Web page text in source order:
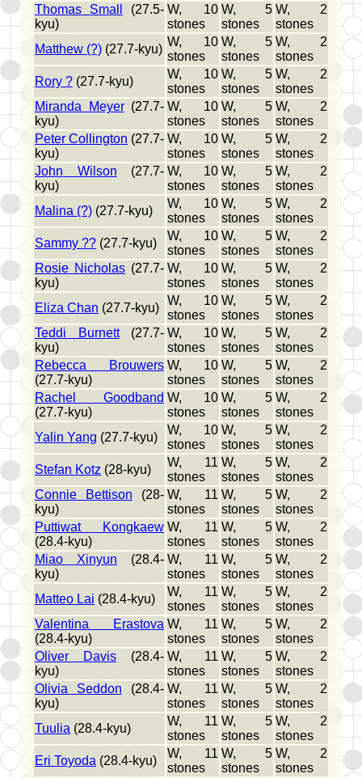
Thomas Small
(27.5-
kyu)
W, 10
stones
W, 5
stones
W, 2
stones
Matthew (?) (27.7-kyu)
W, 10
stones
W, 5
stones
W, 2
stones
Rory ? (27.7-kyu)
W, 10
stones
W, 5
stones
W, 2
stones
Miranda Meyer(27.7-
kyu)
W, 10
stones
W, 5
stones
W, 2
stones
Peter Collington (27.7-
kyu)
W, 10
stones
W, 5
stones
W, 2
stones
John Wilson (27.7-
kyu)
W, 10
stones
W, 5
stones
W, 2
stones
Malina (?) (27.7-kyu)
W, 10
stones
W, 5
stones
W, 2
stones
Sammy ?? (27.7-kyu)
W, 10
stones
W, 5
stones
W, 2
stones
Rosie Nicholas (27.7-
kyu)
W, 10
stones
W, 5
stones
W, 2
stones
Eliza Chan (27.7-kyu)
W, 10
stones
W, 5
stones
W, 2
stones
Teddi Burnett(27.7-
kyu)
W, 10
stones
W, 5
stones
W, 2
stones
Rebecca Brouwers
(27.7-kyu)
W, 10
stones
W, 5
stones
W, 2
stones
Rachel Goodband
(27.7-kyu)
W, 10
stones
W, 5
stones
W, 2
stones
Yalin Yang (27.7-kyu)
W, 10
stones
W, 5
stones
W, 2
stones
Stefan Kotz (28-kyu)
W, 11
stones
W, 5
stones
W, 2
stones
Connie Bettison (28-
kyu)
W, 11
stones
W, 5
stones
W, 2
stones
Puttiwat Kongkaew
(28.4-kyu)
W, 11
stones
W, 5
stones
W, 2
stones
Miao Xinyun (28.4-
kyu)
W, 11
stones
W, 5
stones
W, 2
stones
Matteo Lai (28.4-kyu)
W, 11
stones
W, 5
stones
W, 2
stones
Valentina Erastova
(28.4-kyu)
W, 11
stones
W, 5
stones
W, 2
stones
Oliver Davis (28.4-
kyu)
W, 11
stones
W, 5
stones
W, 2
stones
Olivia Seddon (28.4-
kyu)
W, 11
stones
W, 5
stones
W, 2
stones
Tuulia (28.4-kyu)
W, 11
stones
W, 5
stones
W, 2
stones
Eri Toyoda (28.4-kyu)
W, 11
stones
W, 5
stones
W, 2
stones